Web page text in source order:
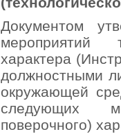
Документом
мероприятий
характера
должностными
окружающей
следующих
поверочного)